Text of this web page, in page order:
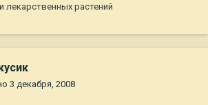
лекарственных растений
3 декабря, 2008